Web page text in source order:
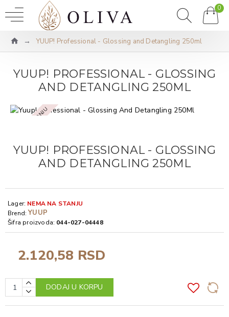
0
YUUP! Professional - Glossing and Detangling 250ml
YUUP! PROFESSIONAL - GLOSSING
AND DETANGLING 250ML
NEMA NA STANJU
YUUP! PROFESSIONAL - GLOSSING
AND DETANGLING 250ML
2.120,58 RSD
Lager: NEMA NA STANJU
Brend: YUUP
Šifra proizvoda: 044-027-04448
DODAJ U KORPU